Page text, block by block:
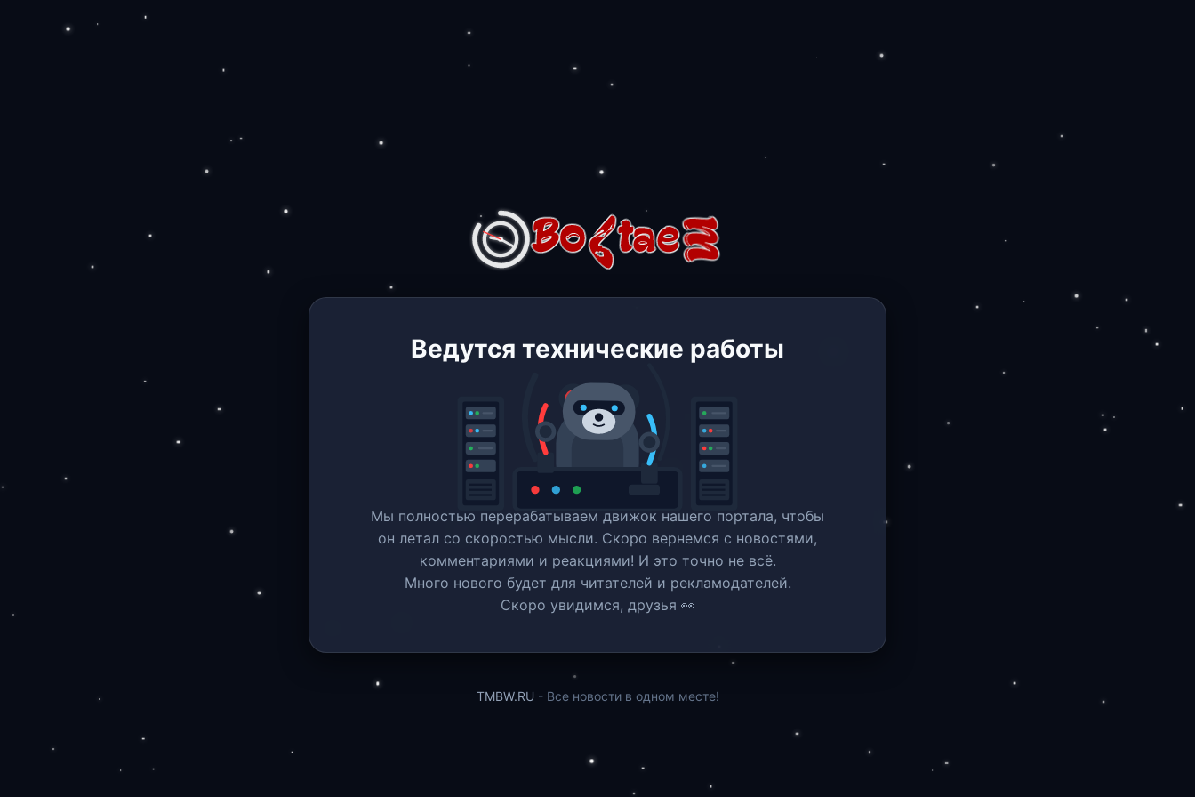
Ведутся технические работы
Мы полностью перерабатываем движок нашего портала, чтобы
он летал со скоростью мысли. Скоро вернемся c новостями,
комментариями и реакциями! И это точно не всё.
Много нового будет для читателей и рекламодателей.
Скоро увидимся, друзья 👀
TMBW.RU - Все новости в одном месте!